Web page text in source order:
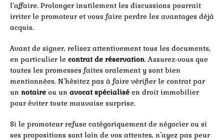
l’affaire. Prolonger inutilement les discussions pourrait
irriter le promoteur et vous faire perdre les avantages déjà
acquis.
Avant de signer, relisez attentivement tous les documents,
en particulier le contrat de réservation. Assurez-vous que
toutes les promesses faites oralement y sont bien
mentionnées. N’hésitez pas à faire vérifier le contrat par
un notaire ou un avocat spécialisé en droit immobilier
pour éviter toute mauvaise surprise.
Si le promoteur refuse catégoriquement de négocier ou si
ses propositions sont loin de vos attentes, n’ayez pas peur